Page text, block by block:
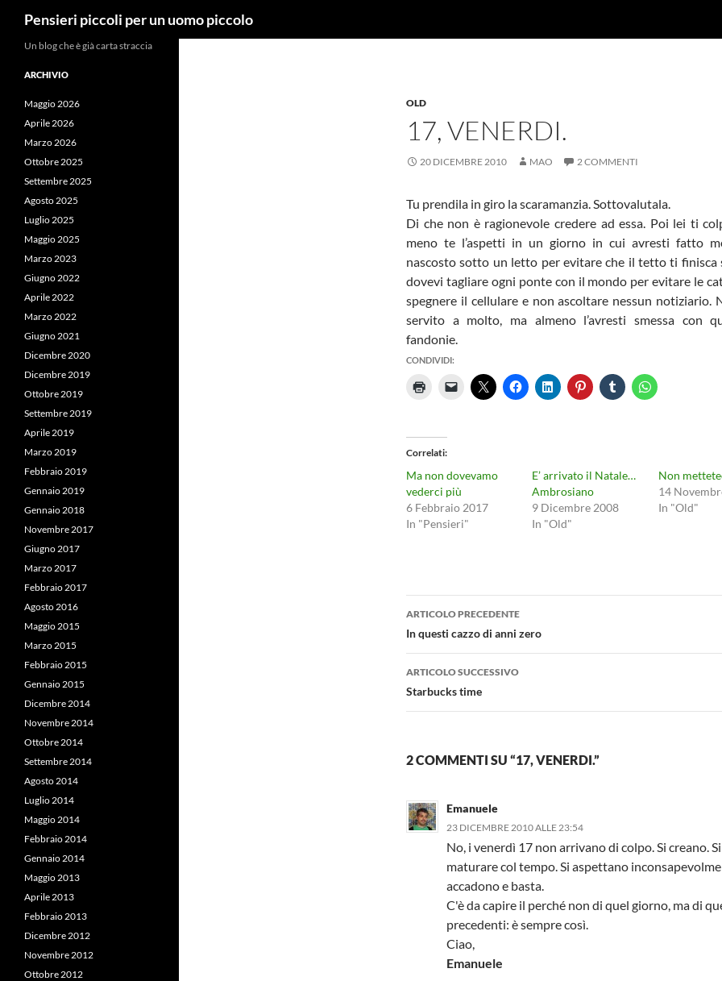
Pensieri piccoli per un uomo piccolo
OLD
17, VENERDI.
20 DICEMBRE 2010 MAO 2 COMMENTI
Tu prendila in giro la scaramanzia. Sottovalutala.
Di che non è ragionevole credere ad essa. Poi lei ti
meno te l’aspetti in un giorno in cui avresti fatto
nascosto sotto un letto per evitare che il tetto ti finisca
dovevi tagliare ogni ponte con il mondo per evitare le
spegnere il cellulare e non ascoltare nessun notiziario.
servito a molto, ma almeno l’avresti smessa con
fandonie.
CONDIVIDI:
Correlati
Ma non dovevamo
vederci più
6 Febbraio 2017
In "Pensieri"
E’ arrivato il Natale…
Ambrosiano
9 Dicembre 2008
In "Old"
Non
14
In "Old"
Navigazione
articolo
ARTICOLO PRECEDENTE
In questi cazzo di anni zero
ARTICOLO SUCCESSIVO
Starbucks time
2 COMMENTI SU “17, VENERDI.”
Emanuele
23 DICEMBRE 2010 ALLE 23:54
No, i venerdì 17 non arrivano di colpo. Si creano.
maturare col tempo. Si aspettano
accadono e basta.
C'è da capire il perché non di quel giorno, ma di
precedenti: è sempre così.
Ciao,
Emanuele
Un blog che è già carta straccia
ARCHIVIO
Maggio 2026
Aprile 2026
Marzo 2026
Ottobre 2025
Settembre 2025
Agosto 2025
Luglio 2025
Maggio 2025
Marzo 2023
Giugno 2022
Aprile 2022
Marzo 2022
Giugno 2021
Dicembre 2020
Dicembre 2019
Ottobre 2019
Settembre 2019
Aprile 2019
Marzo 2019
Febbraio 2019
Gennaio 2019
Gennaio 2018
Novembre 2017
Giugno 2017
Marzo 2017
Febbraio 2017
Agosto 2016
Maggio 2015
Marzo 2015
Febbraio 2015
Gennaio 2015
Dicembre 2014
Novembre 2014
Ottobre 2014
Settembre 2014
Agosto 2014
Luglio 2014
Maggio 2014
Febbraio 2014
Gennaio 2014
Maggio 2013
Aprile 2013
Febbraio 2013
Dicembre 2012
Novembre 2012
Ottobre 2012